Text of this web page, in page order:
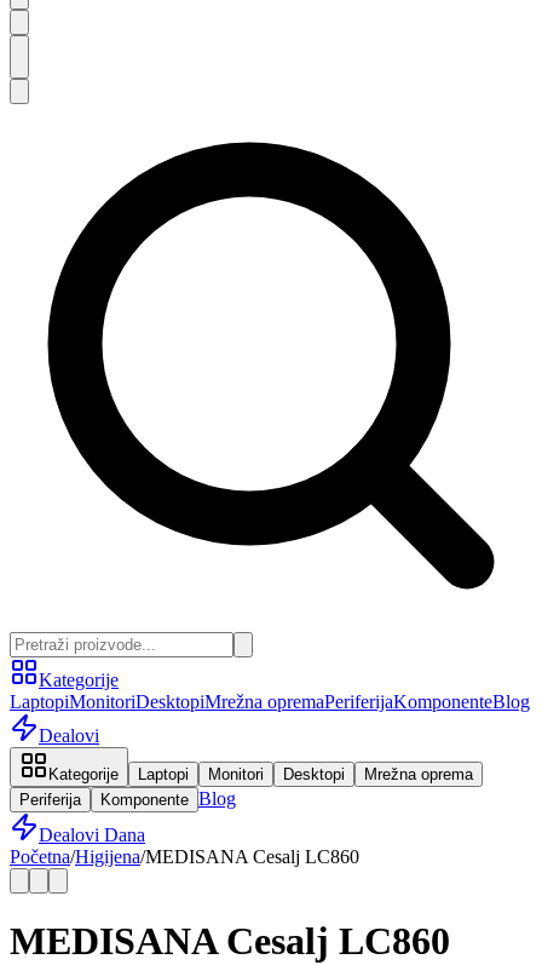
Kategorije
LaptopiMonitoriDesktopiMrežna opremaPeriferijaKomponenteBlog
Dealovi
Kategorije Laptopi Monitori Desktopi
Mrežna oprema
Periferija
Komponente Blog
Dealovi Dana
Početna/Higijena/MEDISANA Cesalj LC860
MEDISANA Cesalj LC860